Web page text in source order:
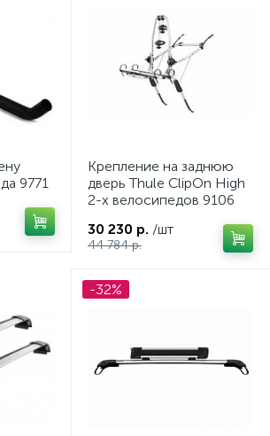
9771
Крепление на заднюю
дверь Thule ClipOn High
2-х велосипедов 9106
30 230 р. /шт
44 784 р.
-32%